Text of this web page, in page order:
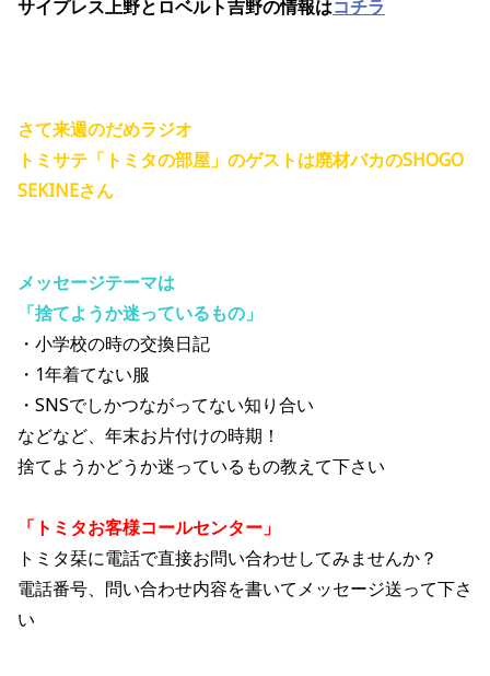
サイプレス上野とロベルト吉野の情報はコチラ
さて来週のだめラジオ
トミサテ「トミタの部屋」のゲストは廃材バカのSHOGO
SEKINEさん
メッセージテーマは
「捨てようか迷っているもの」
・小学校の時の交換日記
・1年着てない服
・SNSでしかつながってない知り合い
などなど、年末お片付けの時期！
捨てようかどうか迷っているもの教えて下さい
「トミタお客様コールセンター」
トミタ栞に電話で直接お問い合わせしてみませんか？
電話番号、問い合わせ内容を書いてメッセージ送って下さ
い